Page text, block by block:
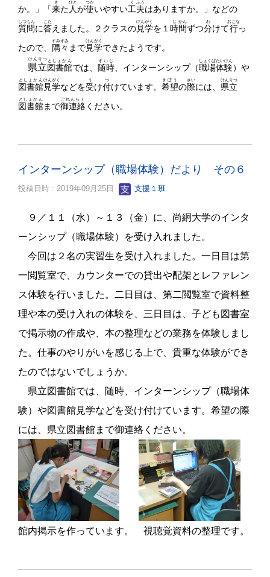
か。」「来
き
た 人
ひと
が使
つか
いやすい工
く
夫
ふう
はありますか。」などの
質問
しつもん
に答
こた
えました。２クラスの見学
けんがく
を１ 時
じ
間
かん
ずつ分
わ
けて行
おこな
っ
たので、 隅
すみ
々
ずみ
まで見
けん
学
がく
できたようです。
県立
けんりつ
図書館
としょかん
では、 随時
ずいじ
、インターンシップ（職場
しょくば
体験
たいけん
）や
図書館
としょかん
見学
けんがく
などを受
う
け付
つ
けています。 希望
きぼう
の際
さい
には、 県立
けんりつ
図書館
としょかん
まで御連絡
ごれんらく
ください。
インターンシップ（職場体験）だより その６
投稿日時 : 2019年09月25日 支援１班
９／１１（水）～１３（金）に、尚絅大学のインタ
ーンシップ（職場体験）を受け入れました。
今回は２名の実習生を受け入れました。一日目は第
一閲覧室で、カウンターでの貸出や配架とレファレン
ス体験を行いました。二日目は、第二閲覧室で資料整
理や本の受け入れの体験を、三日目は、子ども図書室
で掲示物の作成や、本の整理などの業務を体験しまし
た。仕事のやりがいを感じる上で、貴重な体験ができ
たのではないでしょうか。
県立図書館では、随時、インターンシップ（職場体
験）や図書館見学などを受け付けています。希望の際
には、県立図書館まで御連絡ください。
館内掲示を作っています。 視聴覚資料の整理です。